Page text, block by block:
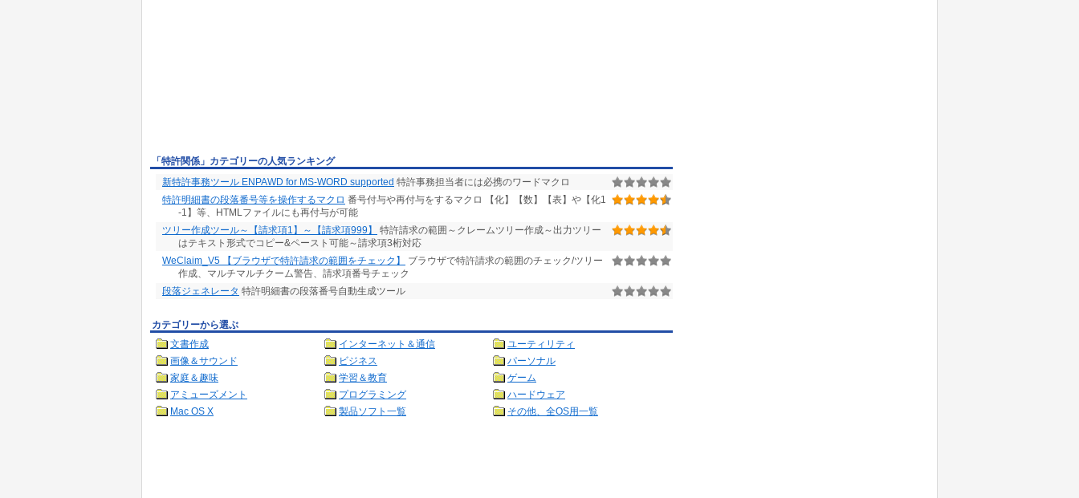
「特許関係」カテゴリーの人気ランキング
新特許事務ツール ENPAWD for MS-WORD supported 特許事務担当者には必携のワードマクロ
特許明細書の段落番号等を操作するマクロ 番号付与や再付与をするマクロ 【化】【数】【表】や【化1
-1】等、HTMLファイルにも再付与が可能
ツリー作成ツール～【請求項1】～【請求項999】
特許請求の範囲～クレームツリー作成～出力ツリー
はテキスト形式でコピー&ペースト可能～請求項3桁対応
WeClaim_V5 【ブラウザで特許請求の範囲をチェック】
ブラウザで特許請求の範囲のチェック/ツリー
作成、マルチマルチクーム警告、請求項番号チェック
段落ジェネレータ 特許明細書の段落番号自動生成ツール
カテゴリーから選ぶ
文書作成
インターネット＆通信
ユーティリティ
画像＆サウンド
ビジネス
パーソナル
家庭＆趣味
学習＆教育
ゲーム
アミューズメント
プログラミング
ハードウェア
Mac OS X
製品ソフト一覧 その他、全OS用一覧